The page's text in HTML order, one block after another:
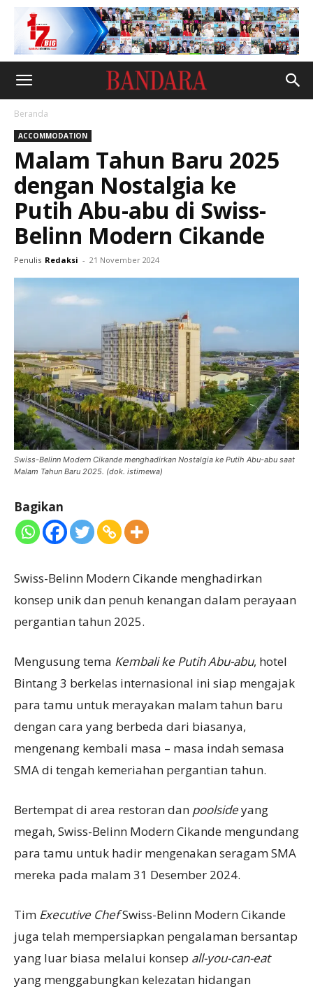
Beranda
ACCOMMODATION
Malam Tahun Baru 2025
dengan Nostalgia ke
Putih Abu-abu di Swiss-
Belinn Modern Cikande
Penulis Redaksi - 21 November 2024
Swiss-Belinn Modern Cikande menghadirkan Nostalgia ke Putih Abu-abu saat
Malam Tahun Baru 2025. (dok. istimewa)
Bagikan
Swiss-Belinn Modern Cikande menghadirkan
konsep unik dan penuh kenangan dalam perayaan
pergantian tahun 2025.
Mengusung tema Kembali ke Putih Abu-abu, hotel
Bintang 3 berkelas internasional ini siap mengajak
para tamu untuk merayakan malam tahun baru
dengan cara yang berbeda dari biasanya,
mengenang kembali masa – masa indah semasa
SMA di tengah kemeriahan pergantian tahun.
Bertempat di area restoran dan poolsideyang
megah, Swiss-Belinn Modern Cikande mengundang
para tamu untuk hadir mengenakan seragam SMA
mereka pada malam 31 Desember 2024.
Tim Executive ChefSwiss-Belinn Modern Cikande
juga telah mempersiapkan pengalaman bersantap
yang luar biasa melalui konsep all-you-can-eat
yang menggabungkan kelezatan hidangan